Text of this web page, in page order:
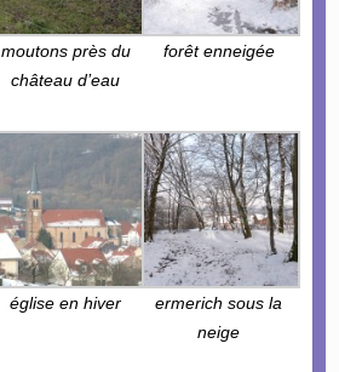
moutons près du
château d’eau
forêt enneigée
église en hiver
ermerich sous la
neige